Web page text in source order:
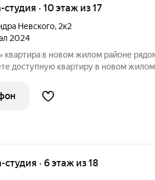
студия · 10 этаж из 17
Невского, 2к2
2024
доступную квартиру в новом жилом
пространство для жизни:
студия · 6 этаж из 18